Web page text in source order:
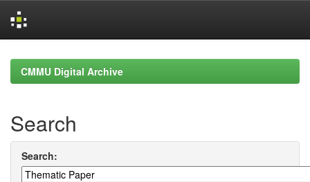
navigationCMMU Digital Archive
Search
Search: